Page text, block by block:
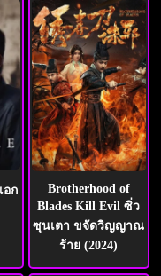
อก
Brotherhood of
Blades Kill Evil ซิ่ว
ซุนเตา ขจัดวิญญาณ
ร้าย (2024)